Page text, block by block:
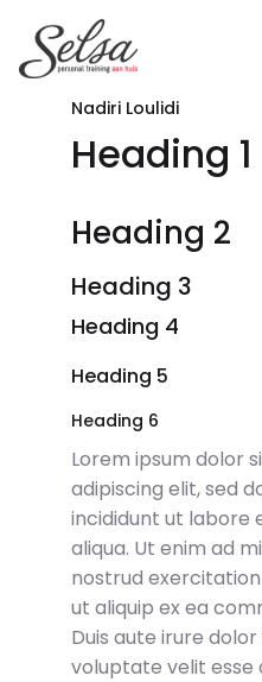
Nadiri Loulidi
Heading 1
Heading 2
Heading 3
Heading 4
Heading 5
Heading 6
Lorem ipsum dolor
adipiscing elit, sed
incididunt ut labore
aliqua. Ut enim ad
nostrud
ut aliquip ex ea
Duis aute irure
voluptate velit esse